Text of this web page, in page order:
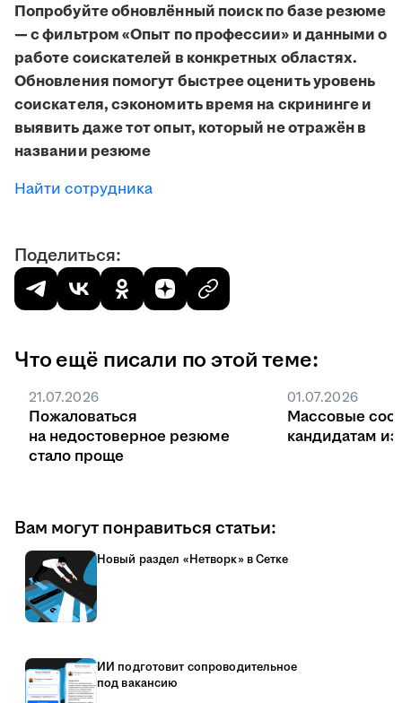
Попробуйте обновлённый поиск по базе резюме
— с фильтром «Опыт по профессии» и данными о
работе соискателей в конкретных областях.
Обновления помогут быстрее оценить уровень
соискателя, сэкономить время на скрининге и
выявить даже тот опыт, который не отражён в
названии резюме
Найти сотрудника
Поделиться:
Что ещё писали по этой теме:
21.07.2026
Пожаловаться
на недостоверное резюме
стало проще
01.07.2026
Массовые
кандидатам
Вам могут понравиться статьи:
Новый раздел «Нетворк» в Сетке
ИИ подготовит сопроводительное
под вакансию